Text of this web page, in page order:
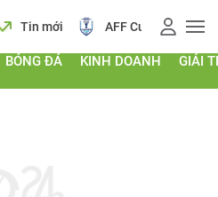
AFF Cup Điểm chuẩn 2026
BÓNG ĐÁ KINH DOANH GIẢI